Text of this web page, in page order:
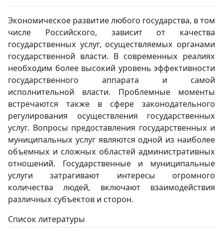
Экономическое развитие любого государства, в том
числе Российского, зависит от качества
государственных услуг, осуществляемых органами
государственной власти. В современных реалиях
необходим более высокий уровень эффективности
государственного аппарата и самой
исполнительной власти. Проблемные моменты
встречаются также в сфере законодательного
регулирования осуществления государственных
услуг. Вопросы предоставления государственных и
муниципальных услуг являются одной из наиболее
объемных и сложных областей административных
отношений. Государственные и муниципальные
услуги затрагивают интересы огромного
количества людей, включают взаимодействия
различных субъектов и сторон.
Список литературы